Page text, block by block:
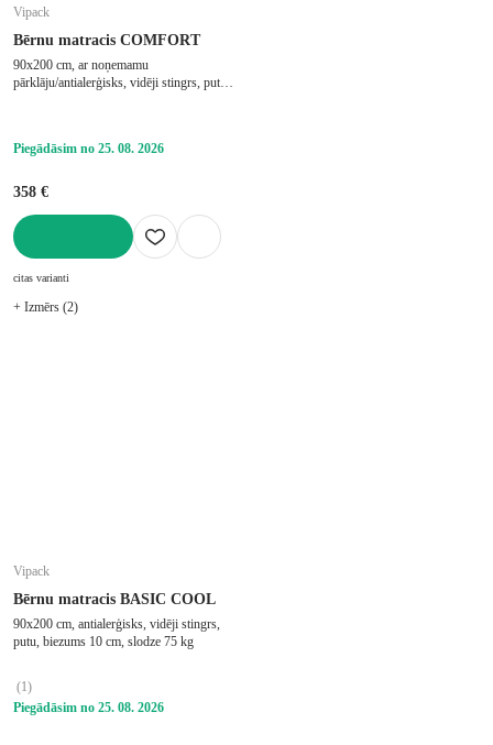
Vipack
Bērnu matracis COMFORT
90x200 cm, ar noņemamu
pārklāju/antialerģisks, vidēji stingrs, putu,
Piegādāsim no 25. 08. 2026
358 €
citas varianti
+ Izmērs (2)
Vipack
Bērnu matracis BASIC COOL
90x200 cm, antialerģisks, vidēji stingrs,
putu, biezums 10 cm, slodze 75 kg
(1)
Piegādāsim no 25. 08. 2026